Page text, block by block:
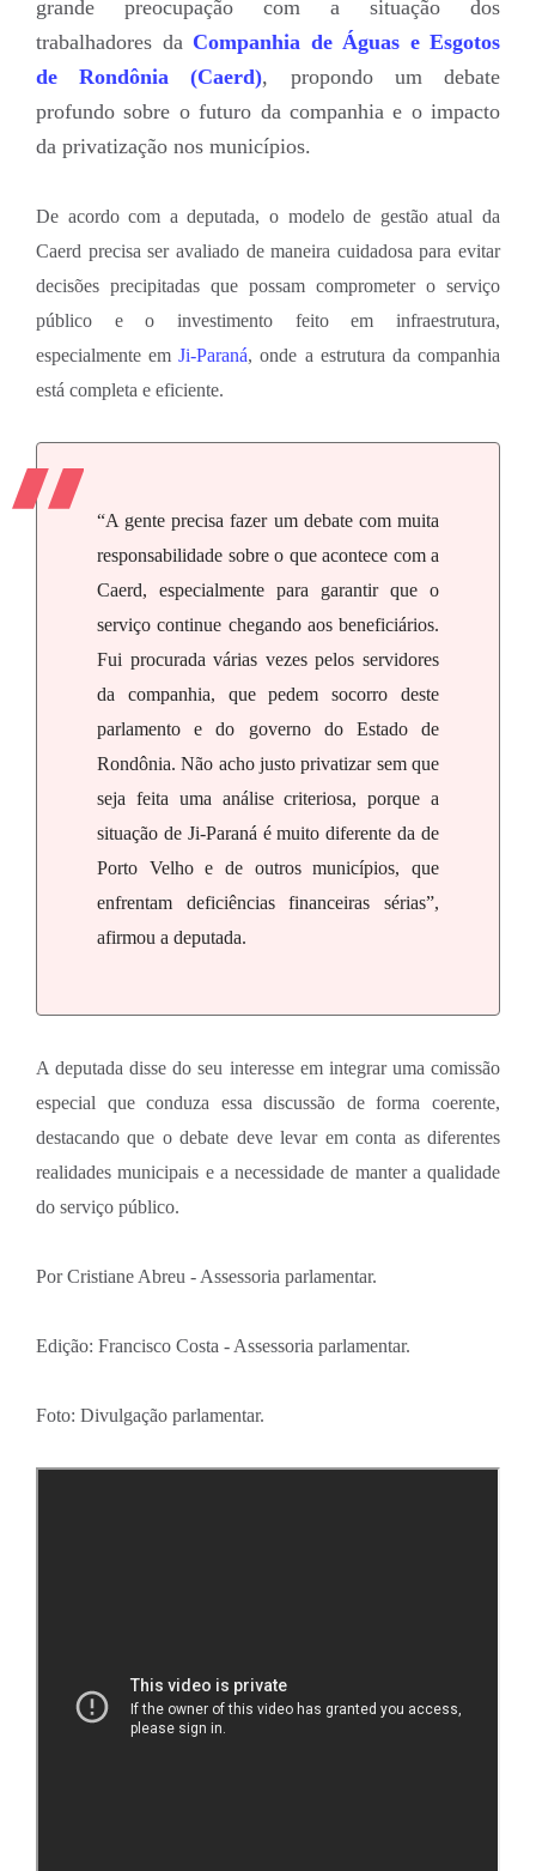
grande preocupação com a situação dos
trabalhadores da Companhia de Águas e Esgotos
de Rondônia (Caerd), propondo um debate
profundo sobre o futuro da companhia e o impacto
da privatização nos municípios.
De acordo com a deputada, o modelo de gestão atual da
Caerd precisa ser avaliado de maneira cuidadosa para evitar
decisões precipitadas que possam comprometer o serviço
público e o investimento feito em infraestrutura,
especialmente emJi-Paraná, onde a estrutura da companhia
está completa e eficiente.
“A gente precisa fazer um debate com muita
responsabilidade sobre o que acontece com a
Caerd, especialmente para garantir que o
serviço continue chegando aos beneficiários.
Fui procurada várias vezes pelos servidores
da companhia, que pedem socorro deste
parlamento e do governo do Estado de
Rondônia. Não acho justo privatizar sem que
seja feita uma análise criteriosa, porque a
situação de Ji-Paraná é muito diferente da de
Porto Velho e de outros municípios, que
enfrentam deficiências financeiras sérias”,
afirmou a deputada.
A deputada disse do seu interesse em integrar uma comissão
especial que conduza essa discussão de forma coerente,
destacando que o debate deve levar em conta as diferentes
realidades municipais e a necessidade de manter a qualidade
do serviço público.
Por Cristiane Abreu - Assessoria parlamentar.
Edição: Francisco Costa - Assessoria parlamentar.
Foto: Divulgação parlamentar.